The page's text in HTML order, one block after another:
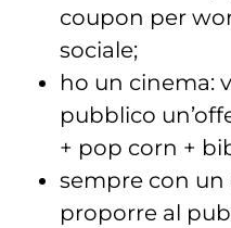
coupon per
sociale;
ho un cinema:
pubblico
+ pop corn +
sempre con un
proporre al